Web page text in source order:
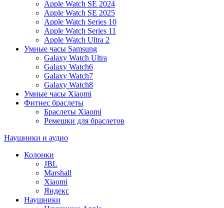
Apple Watch SE 2024
Apple Watch SE 2025
Apple Watch Series 10
Apple Watch Series 11
Apple Watch Ultra 2
Умные часы Samsung
Galaxy Watch Ultra
Galaxy Watch6
Galaxy Watch7
Galaxy Watch8
Умные часы Xiaomi
Фитнес браслеты
Браслеты Xiaomi
Ремешки для браслетов
Наушники и аудио
Колонки
JBL
Marshall
Xiaomi
Яндекс
Наушники